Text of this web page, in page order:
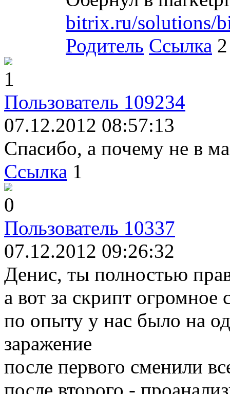
bitrix.ru/solutions/
Родитель Ссылка 2
1
Пользователь 109234
07.12.2012 08:57:13
Спасибо, а почему не в
Ссылка 1
0
Пользователь 10337
07.12.2012 09:26:32
Денис, ты полностью
а вот за скрипт огромное
по опыту у нас было на
заражение
после первого сменили
после второго -